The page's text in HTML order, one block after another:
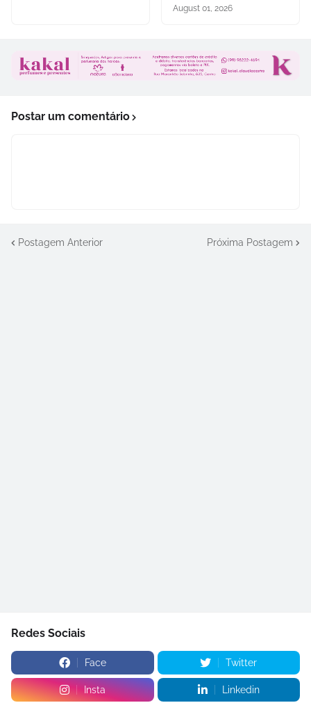
August 01, 2026
Postar um comentário
Postagem Anterior Próxima Postagem
Redes Sociais
Face Twitter
Insta Linkedin